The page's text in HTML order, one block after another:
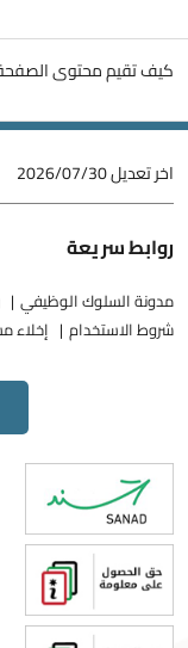
كيف تقيم محتوى
اخر تعديل2026/07/30
روابط سريعة
مدونة السلوك الوظيفي
شروط الاستخدام
إخلاء